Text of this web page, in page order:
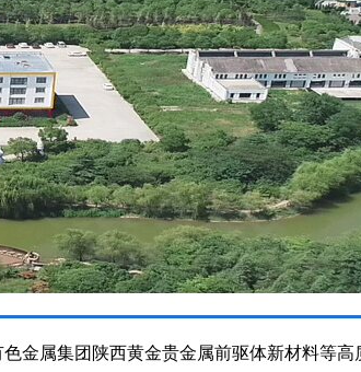
色金属集团陕西黄金贵金属前驱体新材料等高